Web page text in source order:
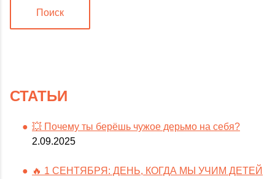
Поиск
СТАТЬИ
💥 Почему ты берёшь чужое дерьмо на себя?
2.09.2025
🔥 1 СЕНТЯБРЯ: ДЕНЬ, КОГДА МЫ УЧИМ ДЕТЕЙ